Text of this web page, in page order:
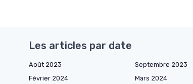
Les articles par date
Août 2023 Septembre 2023
Février 2024
Mars 2024